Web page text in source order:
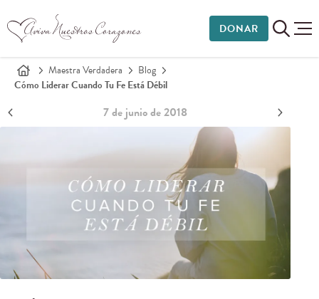
DONAR
Maestra Verdadera
Blog
Cómo Liderar Cuando Tu Fe Está Débil
7 de junio de 2018